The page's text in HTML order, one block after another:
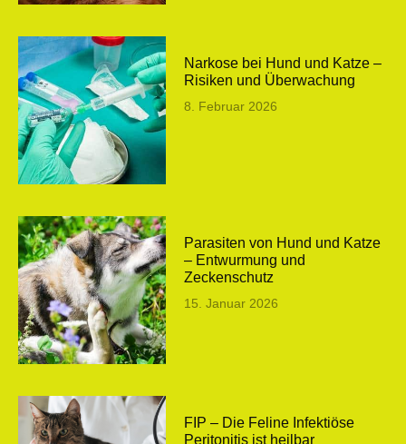
Narkose bei Hund und Katze –
Risiken und Überwachung
8. Februar 2026
Parasiten von Hund und Katze
– Entwurmung und
Zeckenschutz
15. Januar 2026
FIP – Die Feline Infektiöse
Peritonitis ist heilbar